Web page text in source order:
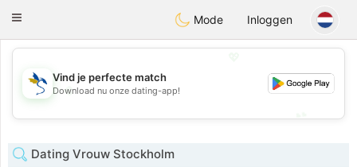
SvenskaDating
Toggle
Mode Inloggen
💖
💕
Vind je perfecte match
Download nu onze dating-app!
Dating Vrouw Stockholm